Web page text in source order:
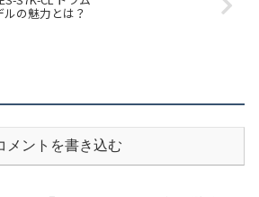
の魅力とは？
メントを書き込む